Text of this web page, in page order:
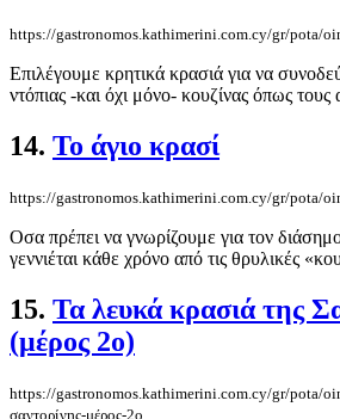
https://gastronomos.kathimerini.com.cy/gr/pota/
Επιλέγουμε κρητικά κρασιά για να
ντόπιας -και όχι μόνο- κουζίνας όπως τους
14. Το άγιο κρασί
https://gastronomos.kathimerini.com.cy/gr/pota/
Οσα πρέπει να γνωρίζουμε για τον
γεννιέται κάθε χρόνο από τις θρυλικές
15. Τα λευκά κρασιά της
(μέρος 2ο)
https://gastronomos.kathimerini.com.cy/gr/pota/
σαντορίνης-μέρος-2ο